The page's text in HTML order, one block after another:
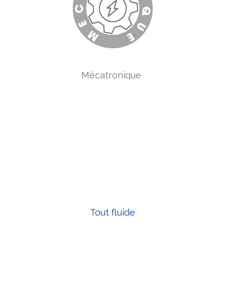
Mécatronique
Tout fluide